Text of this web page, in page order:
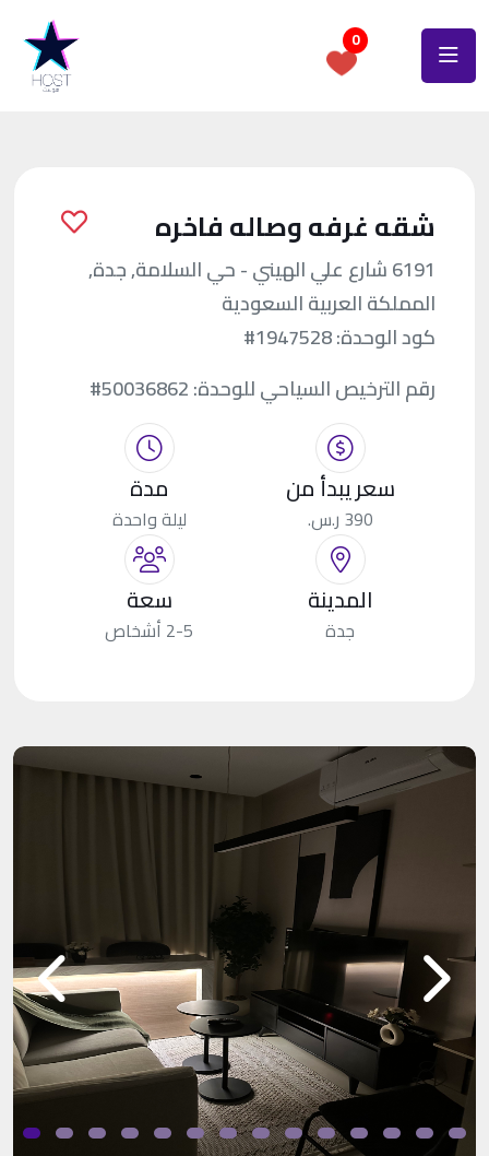
0
شقه غرفه وصاله فاخره
6191 شارع علي الهيني - حي السلامة, جدة,
المملكة العربية السعودية
كود الوحدة:#1947528
رقم الترخيص السياحي للوحدة:#50036862
سعر يبدأ من
390 ر.س.
مدة
ليلة واحدة
المدينة
جدة
سعة
2-5 أشخاص